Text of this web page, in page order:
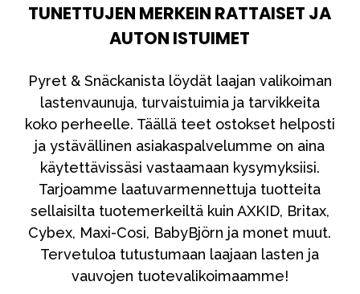
TUNETTUJEN MERKEIN RATTAISET JA
AUTON ISTUIMET
Pyret & Snäckanista löydät laajan valikoiman
lastenvaunuja, turvaistuimia ja tarvikkeita
koko perheelle. Täällä teet ostokset helposti
ja ystävällinen asiakaspalvelumme on aina
käytettävissäsi vastaamaan kysymyksiisi.
Tarjoamme laatuvarmennettuja tuotteita
sellaisilta tuotemerkeiltä kuin AXKID, Britax,
Cybex, Maxi-Cosi, BabyBjörn ja monet muut.
Tervetuloa tutustumaan laajaan lasten ja
vauvojen tuotevalikoimaamme!